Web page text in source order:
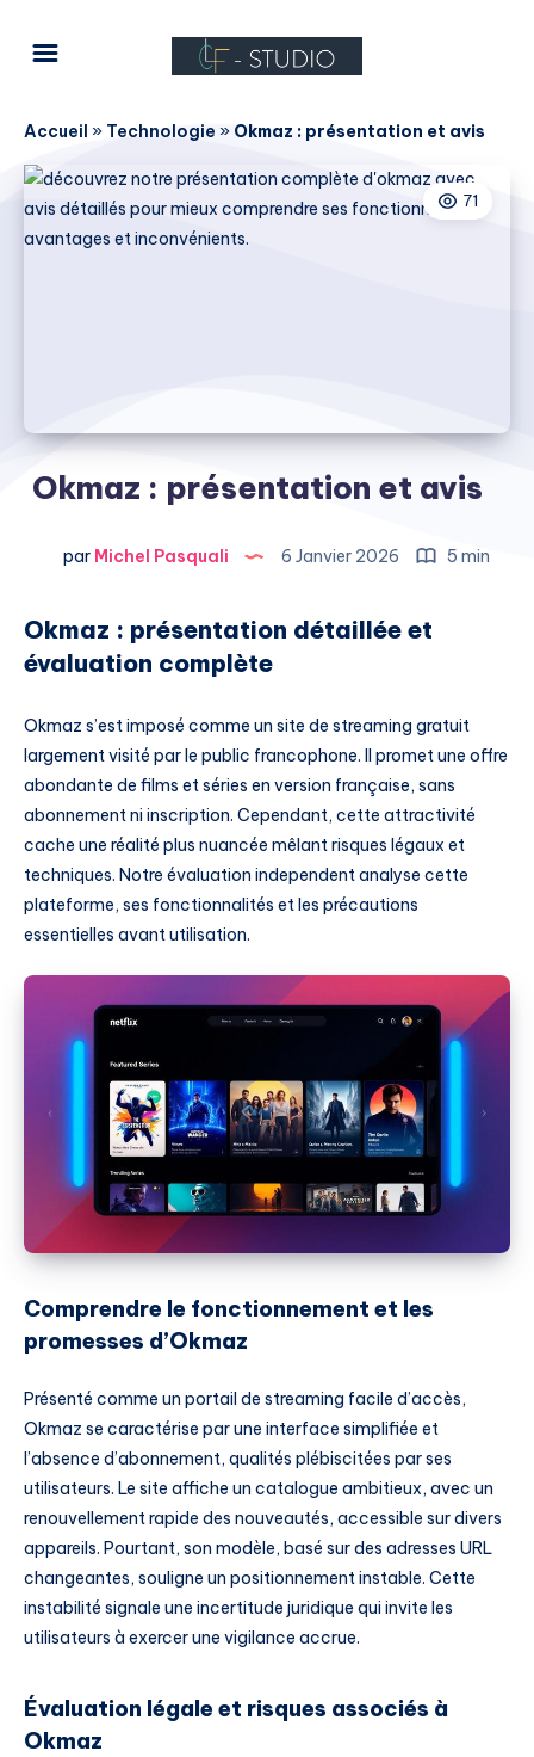
Accueil » Technologie » Okmaz : présentation et avis
71
Okmaz : présentation et avis
par Michel Pasquali 6 Janvier 2026 5 min
Okmaz : présentation détaillée et
évaluation complète
Okmaz s’est imposé comme un site de streaming gratuit
largement visité par le public francophone. Il promet une offre
abondante de films et séries en version française, sans
abonnement ni inscription. Cependant, cette attractivité
cache une réalité plus nuancée mêlant risques légaux et
techniques. Notre évaluation independent analyse cette
plateforme, ses fonctionnalités et les précautions
essentielles avant utilisation.
Comprendre le fonctionnement et les
promesses d’Okmaz
Présenté comme un portail de streaming facile d’accès,
Okmaz se caractérise par une interface simplifiée et
l’absence d’abonnement, qualités plébiscitées par ses
utilisateurs. Le site affiche un catalogue ambitieux, avec un
renouvellement rapide des nouveautés, accessible sur divers
appareils. Pourtant, son modèle, basé sur des adresses URL
changeantes, souligne un positionnement instable. Cette
instabilité signale une incertitude juridique qui invite les
utilisateurs à exercer une vigilance accrue.
Évaluation légale et risques associés à
Okmaz